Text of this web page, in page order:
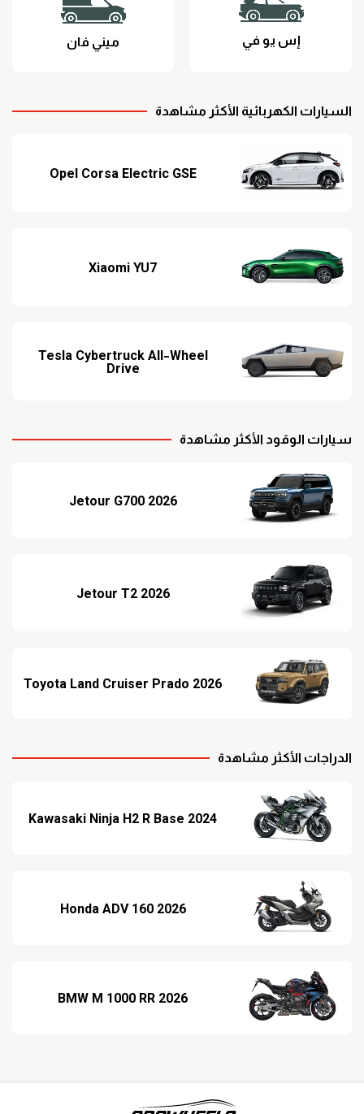
إس يو في ميني فان
السيارات الكهربائية الأكثر مشاهدة
Opel Corsa Electric GSE
Xiaomi YU7
Tesla Cybertruck All-Wheel
Drive
سيارات الوقود الأكثر مشاهدة
Jetour G700 2026
Jetour T2 2026
Toyota Land Cruiser Prado 2026
الدراجات الأكثر مشاهدة
2024 Kawasaki Ninja H2 R Base
2026 Honda ADV 160
2026 BMW M 1000 RR